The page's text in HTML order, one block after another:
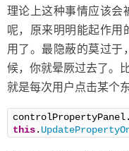
理论上这种事情应该会
呢，原来明明能起作用
用了。最隐蔽的莫过于
候，你就晕厥过去了。
就是每次用户点击某个
controlPropertyPanel.
this.